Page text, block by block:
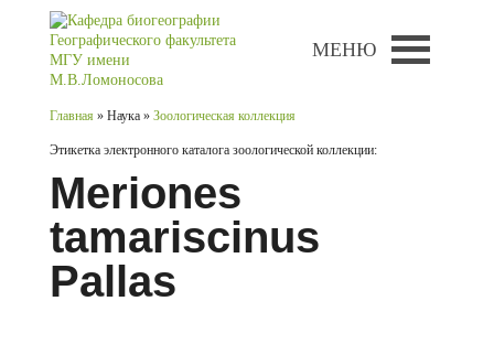
МЕНЮ
Главная » Наука » Зоологическая коллекция
Этикетка электронного каталога зоологической коллекции:
Meriones
tamariscinus
Pallas